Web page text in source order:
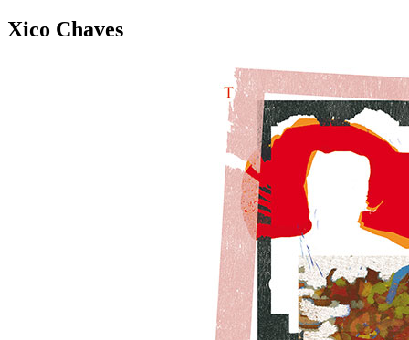
Xico Chaves